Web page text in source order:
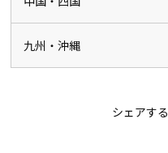
九州・沖縄
シェアする